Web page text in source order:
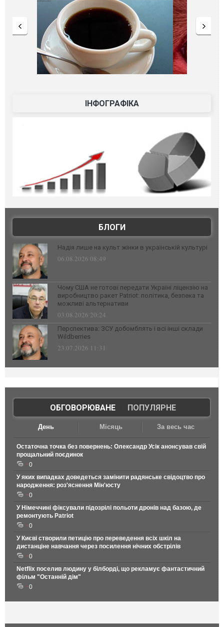
ІНФОГРАФІКА
БЛОГИ
Надія лише на культ жінки в українській культурі
06.08.2026 08:49
Чому США не готові передати Україні ліцензію на
виробництво ракет Patriot: політика, безпека та
можливі альтернативи
03.08.2026 20:24
Перспектива: ЗСУ добомблять і всі інші склади
Wildberries
23.07.2026 11:31
ОБГОВОРЮВАНЕ| ПОПУЛЯРНЕ
День Місяць За весь час
Остаточна точка без повернень: Олександр Усік анонсував свій
прощальний поєдинок
0
У яких випадках доведеться замінити радянське свідоцтво про
народження: роз'яснення Мін'юсту
0
У Німеччині фіксували підозрілі польоти дронів над базою, де
ремонтують Patriot
0
У Києві створили петицію про переведення всіх шкіл на
дистанціне навчання через посилення нічних обстрілів
0
Netflix поселив людину у білборді, що рекламує фантастичний
фільм "Останній дім"
0